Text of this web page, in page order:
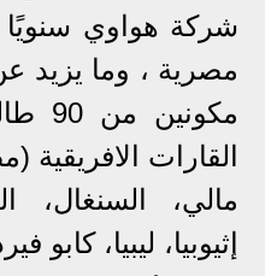
شركة هواوي
القارات الافريقية
مالي، السنغال،
إثيوبيا، ليبيا، كابو